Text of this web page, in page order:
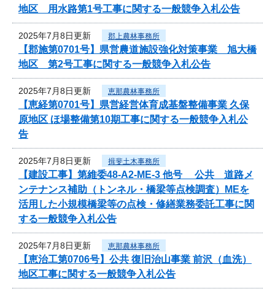
地区 用水路第1号工事に関する一般競争入札公告
2025年7月8日更新 郡上農林事務所
【郡施第0701号】県営農道施設強化対策事業 旭大橋
地区 第2号工事に関する一般競争入札公告
2025年7月8日更新 恵那農林事務所
【恵経第0701号】県営経営体育成基盤整備事業 久保
原地区 ほ場整備第10期工事に関する一般競争入札公
告
2025年7月8日更新 揖斐土木事務所
【建設工事】第維委48-A2-ME-3 他号 公共 道路メ
ンテナンス補助（トンネル・橋梁等点検調査）MEを
活用した小規模橋梁等の点検・修繕業務委託工事に関
する一般競争入札公告
2025年7月8日更新 恵那農林事務所
【恵治工第0706号】公共 復旧治山事業 前沢（血洗）
地区工事に関する一般競争入札公告